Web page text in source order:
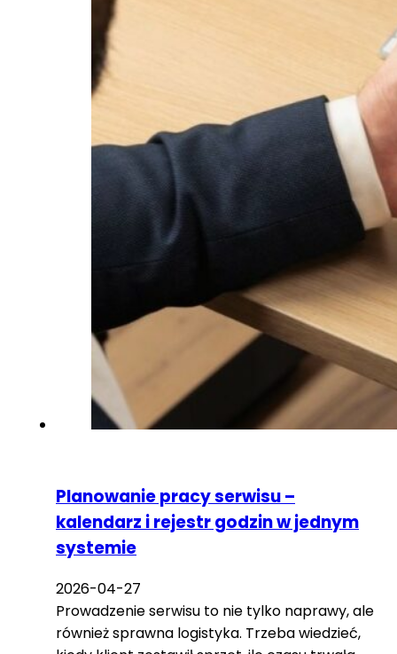
Planowanie pracy serwisu –
kalendarz i rejestr godzin w jednym
systemie
2026-04-27
Prowadzenie serwisu to nie tylko naprawy, ale
również sprawna logistyka. Trzeba wiedzieć,